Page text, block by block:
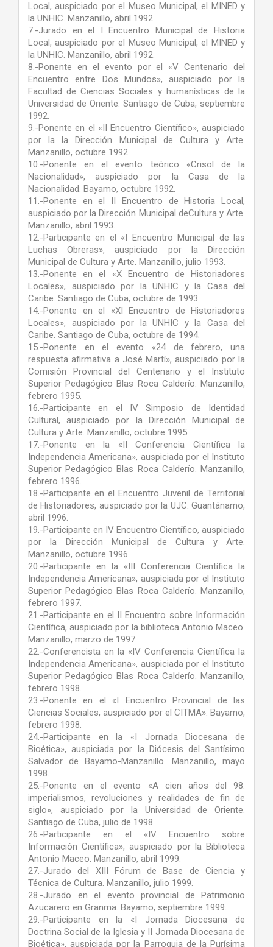
Local, auspiciado por el Museo Municipal, el MINED y
la UNHIC. Manzanillo, abril 1992.
7.-Jurado en el I Encuentro Municipal de Historia
Local, auspiciado por el Museo Municipal, el MINED y
la UNHIC. Manzanillo, abril 1992.
8.-Ponente en el evento por el «V Centenario del
Encuentro entre Dos Mundos», auspiciado por la
Facultad de Ciencias Sociales y humanísticas de la
Universidad de Oriente. Santiago de Cuba, septiembre
1992.
9.-Ponente en el «II Encuentro Científico», auspiciado
por la la Dirección Municipal de Cultura y Arte.
Manzanillo, octubre 1992.
10.-Ponente en el evento teórico «Crisol de la
Nacionalidad», auspiciado por la Casa de la
Nacionalidad. Bayamo, octubre 1992.
11.-Ponente en el II Encuentro de Historia Local,
auspiciado por la Dirección Municipal deCultura y Arte.
Manzanillo, abril 1993.
12.-Participante en el «I Encuentro Municipal de las
Luchas Obreras», auspiciado por la Dirección
Municipal de Cultura y Arte. Manzanillo, julio 1993.
13.-Ponente en el «X Encuentro de Historiadores
Locales», auspiciado por la UNHIC y la Casa del
Caribe. Santiago de Cuba, octubre de 1993.
14.-Ponente en el «XI Encuentro de Historiadores
Locales», auspiciado por la UNHIC y la Casa del
Caribe. Santiago de Cuba, octubre de 1994.
15.-Ponente en el evento «24 de febrero, una
respuesta afirmativa a José Martí», auspiciado por la
Comisión Provincial del Centenario y el Instituto
Superior Pedagógico Blas Roca Calderío. Manzanillo,
febrero 1995.
16.-Participante en el IV Simposio de Identidad
Cultural, auspiciado por la Dirección Municipal de
Cultura y Arte. Manzanillo, octubre 1995.
17.-Ponente en la «II Conferencia Científica la
Independencia Americana», auspiciada por el Instituto
Superior Pedagógico Blas Roca Calderío. Manzanillo,
febrero 1996.
18.-Participante en el Encuentro Juvenil de Territorial
de Historiadores, auspiciado por la UJC. Guantánamo,
abril 1996.
19.-Participante en IV Encuentro Científico, auspiciado
por la Dirección Municipal de Cultura y Arte.
Manzanillo, octubre 1996.
20.-Participante en la «III Conferencia Científica la
Independencia Americana», auspiciada por el Instituto
Superior Pedagógico Blas Roca Calderío. Manzanillo,
febrero 1997.
21.-Participante en el II Encuentro sobre Información
Científica, auspiciado por la biblioteca Antonio Maceo.
Manzanillo, marzo de 1997.
22.-Conferencista en la «IV Conferencia Científica la
Independencia Americana», auspiciada por el Instituto
Superior Pedagógico Blas Roca Calderío. Manzanillo,
febrero 1998.
23.-Ponente en el «I Encuentro Provincial de las
Ciencias Sociales, auspiciado por el CITMA». Bayamo,
febrero 1998.
24.-Participante en la «I Jornada Diocesana de
Bioética», auspiciada por la Diócesis del Santísimo
Salvador de Bayamo-Manzanillo. Manzanillo, mayo
1998.
25.-Ponente en el evento «A cien años del 98:
imperialismos, revoluciones y realidades de fin de
siglo», auspiciado por la Universidad de Oriente.
Santiago de Cuba, julio de 1998.
26.-Participante en el «IV Encuentro sobre
Información Científica», auspiciado por la Biblioteca
Antonio Maceo. Manzanillo, abril 1999.
27.-Jurado del XIII Fórum de Base de Ciencia y
Técnica de Cultura. Manzanillo, julio 1999.
28.-Jurado en el evento provincial de Patrimonio
Azucarero en Granma. Bayamo, septiembre 1999.
29.-Participante en la «I Jornada Diocesana de
Doctrina Social de la Iglesia y II Jornada Diocesana de
Bioética», auspiciada por la Parroquia de la Purísima